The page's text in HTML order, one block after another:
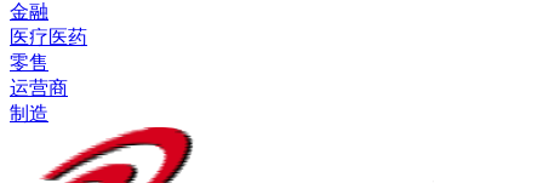
金融
医疗医药
零售
运营商
制造